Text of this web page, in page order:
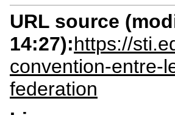
URL source
14:27):https://
convention-entre-
federation